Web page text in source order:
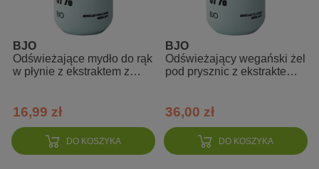
kostka pachnie połączeniem szałwii, palmarozy, sosny i
Cytryny. Czyli: czysto, świeżo, energetyzująco. Morsko :)
kosmetyk wegański
odpowiednie dla wszystkich rodzajów skóry
dobrze się pieni
papierowe opakowanie - less waste
DO KOSZYKA
BJO
Odświeżające mydło do rąk
w płynie z ekstraktem z
16,99 zł
DO KOSZYKA
BJO
Odświeżający wegański żel
pod prysznic z ekstraktem z
36,00 zł